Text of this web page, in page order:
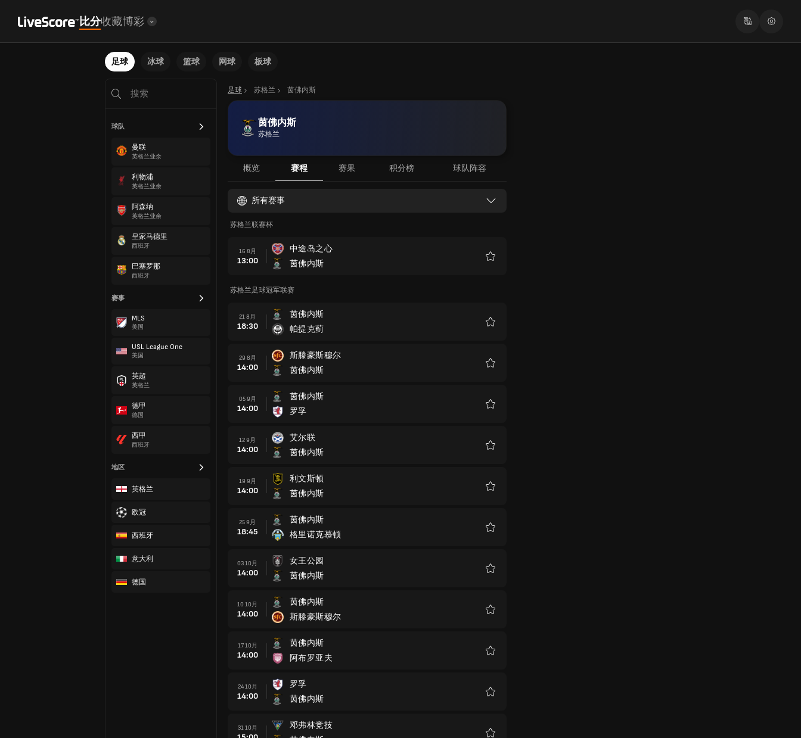
比分收藏博彩
足球 冰球 篮球 网球 板球
球队
曼联
英格兰业余
利物浦
英格兰业余
阿森纳
英格兰业余
皇家马德里
西班牙
巴塞罗那
西班牙
赛事
MLS
美国
USL League One
美国
英超
英格兰
德甲
德国
西甲
西班牙
地区
英格兰
欧冠
西班牙
意大利
德国
足球 苏格兰 茵佛内斯
茵佛内斯
苏格兰
概览 赛程 赛果 积分榜 球队阵容
所有赛事
苏格兰联赛杯
16 8月
13:00
中途岛之心
茵佛内斯
苏格兰足球冠军联赛
21 8月
18:30
茵佛内斯
帕提克蓟
29 8月
14:00
斯滕豪斯穆尔
茵佛内斯
05 9月
14:00
茵佛内斯
罗孚
12 9月
14:00
艾尔联
茵佛内斯
19 9月
14:00
利文斯顿
茵佛内斯
25 9月
18:45
茵佛内斯
格里诺克慕顿
03 10月
14:00
女王公园
茵佛内斯
10 10月
14:00
茵佛内斯
斯滕豪斯穆尔
17 10月
14:00
茵佛内斯
阿布罗亚夫
24 10月
14:00
罗孚
茵佛内斯
31 10月
邓弗林竞技